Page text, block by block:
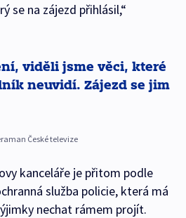
se na zájezd přihlásil,“
viděli jsme věci, které
neuvidí. Zájezd se jim
České televize
kanceláře je přitom podle
služba policie, která má
nechat rámem projít.